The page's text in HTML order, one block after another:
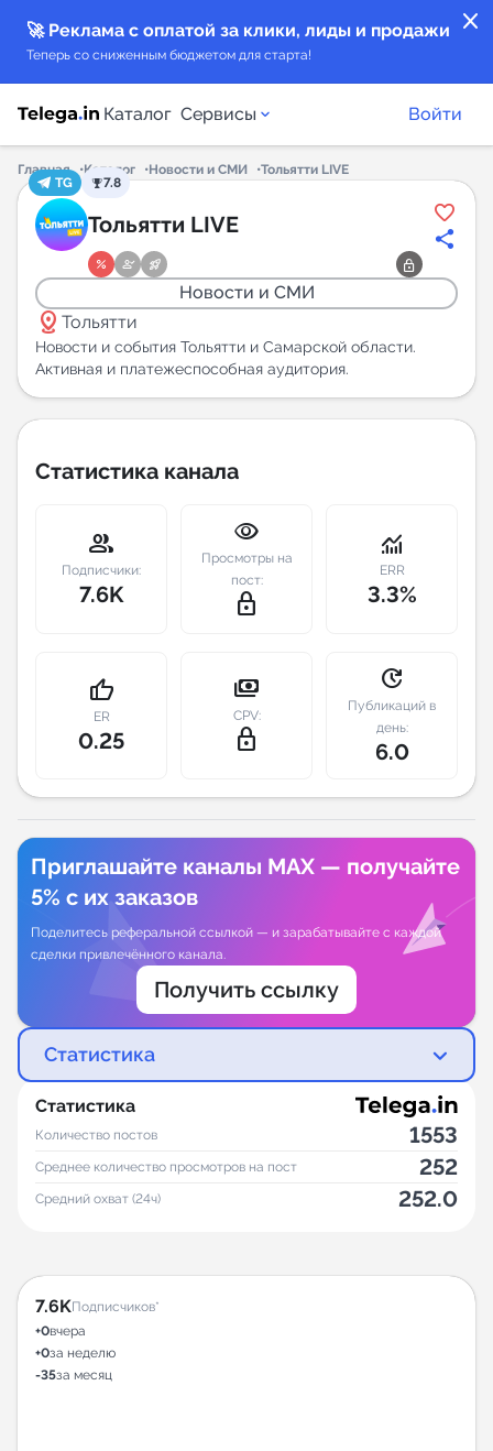
close
🚀 Реклама с оплатой за клики, лиды и продажи
Теперь со сниженным бюджетом для старта!
Каталог Сервисы
Каталог каналов
Каталог ботов
Горящие предложения
Индекс читаемости каналов в Telegram
New
New
Индивидуальное сопровождение
Аналитика Telegram
Войти
Главная Каталог Новости и СМИ
Тольятти LIVE
TG
7.8
Тольятти LIVE
Новости и СМИ
distance Тольятти
Новости и события Тольятти и Самарской области.
Активная и платежеспособная аудитория.
Статистика канала
group
Подписчики:
7.6K
visibility
Просмотры на
пост:
lock_outline
monitoring
ERR
3.3%
thumb_up
ER
0.25
payments
CPV:
lock_outline
update
Публикаций в
день:
6.0
Приглашайте каналы MAX — получайте
5% с их заказов
Поделитесь реферальной ссылкой — и зарабатывайте с каждой
сделки привлечённого канала.
Получить ссылку
Статистика
Статистика
Количество постов 1553
Среднее количество просмотров на пост 252
Средний охват (24ч) 252.0
7.6KПодписчиков*
+0вчера
+0за неделю
-35за месяц